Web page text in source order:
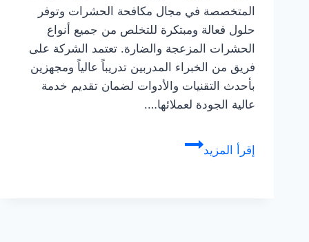
المتخصصة في مجال مكافحة الحشرات وتوفر
حلول فعالة ومبتكرة للتخلص من جميع أنواع
الحشرات المزعجة والضارة. تعتمد الشركة على
فريق من الخبراء المدربين تدريباً عالياً ومجهزين
بأحدث التقنيات والأدوات لضمان تقديم خدمة
عالية الجودة لعملائها….
إقرأ المزيدخدمات